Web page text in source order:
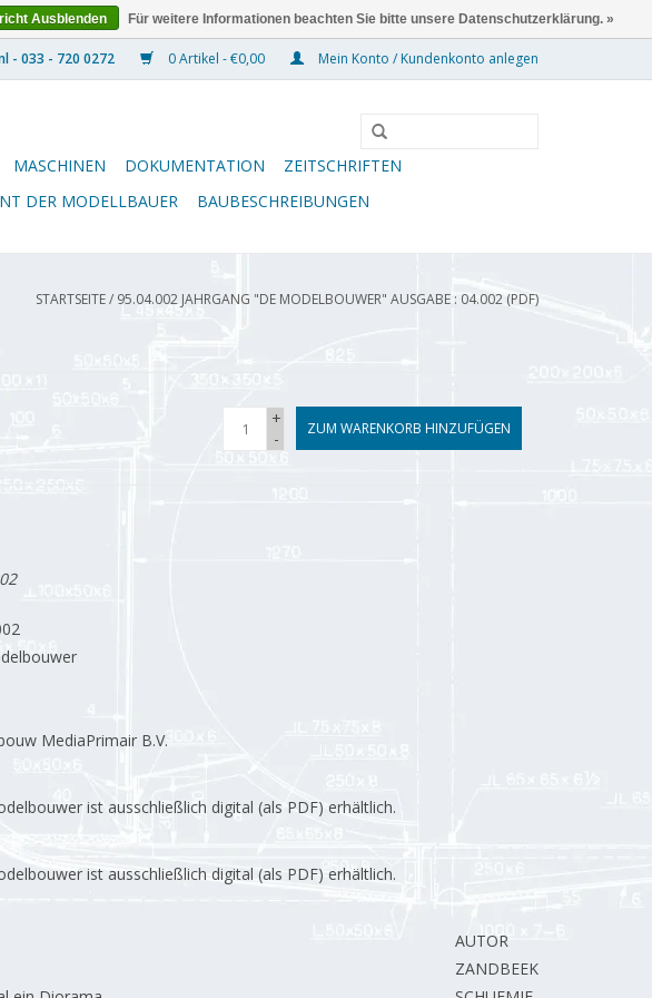
0 Artikel - €0,00 Mein Konto / Kundenkonto anlegen
MASCHINEN DOKUMENTATION
ZEITSCHRIFTEN
DER MODELLBAUER BAUBESCHREIBUNGEN
STARTSEITE/ 95.04.002 JAHRGANG "DE MODELBOUWER" AUSGABE : 04.002 (PDF)
+
-
ZUM WARENKORB HINZUFÜGEN
MediaPrimair B.V.
ist ausschließlich digital (als PDF) erhältlich.
ist ausschließlich digital (als PDF) erhältlich.
AUTOR
ZANDBEEK van R.
Ausblenden Für weitere Informationen beachten Sie bitte unsere Datenschutzerklärung. »